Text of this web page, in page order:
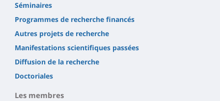
Séminaires
Programmes de recherche financés
Autres projets de recherche
Manifestations scientifiques passées
Diffusion de la recherche
Doctoriales
Les membres